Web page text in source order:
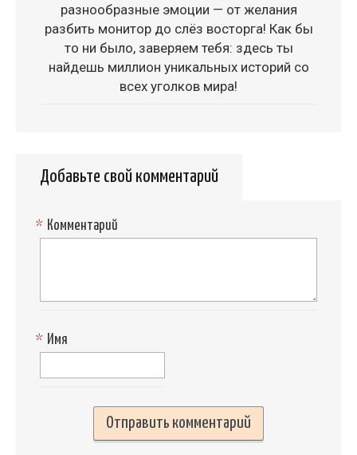
разнообразные эмоции — от желания
разбить монитор до слёз восторга! Как бы
то ни было, заверяем тебя: здесь ты
найдешь миллион уникальных историй со
всех уголков мира!
Добавьте свой комментарий
Комментарий
*
Имя
*